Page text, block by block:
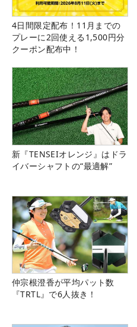
4日間限定配布！11月までの
プレーに2回使える1,500円分
クーポン配布中！
新『TENSEIオレンジ』はドラ
イバーシャフトの“最適解”
仲宗根澄香が平均パット数
『TRTL』で6人抜き！